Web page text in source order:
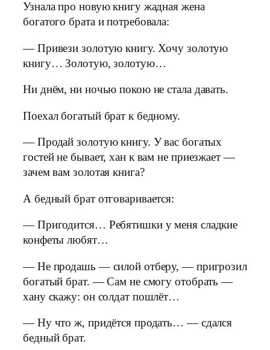
Узнала про новую книгу жадная жена
богатого брата и потребовала:
— Привези золотую книгу. Хочу золотую
книгу… Золотую, золотую…
Ни днём, ни ночью покою не стала давать.
Поехал богатый брат к бедному.
— Продай золотую книгу. У вас богатых
гостей не бывает, хан к вам не приезжает —
зачем вам золотая книга?
А бедный брат отговаривается:
— Пригодится… Ребятишки у меня сладкие
конфеты любят…
— Не продашь — силой отберу, — пригрозил
богатый брат. — Сам не смогу отобрать —
хану скажу: он солдат пошлёт…
— Ну что ж, придётся продать… — сдался
бедный брат.